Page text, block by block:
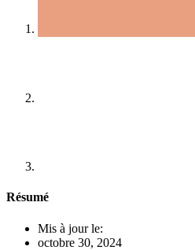
Résumé
Mis à jour le:
octobre 30, 2024